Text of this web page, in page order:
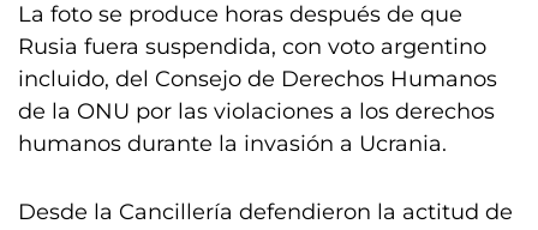
La foto se produce horas después de que
Rusia fuera suspendida, con voto argentino
incluido, del Consejo de Derechos Humanos
de la ONU por las violaciones a los derechos
humanos durante la invasión a Ucrania.
Desde la Cancillería defendieron la actitud de